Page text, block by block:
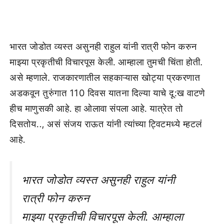
भारत जोडोत व्यस्त असुनही राहुल यांनी रात्री फोन करुन
माझ्या प्रकृतीची विचारपूस केली. आम्हाला तुमची चिंता होती.
असे म्हणाले. राजकारणातील सहकाऱ्यास खोट्या प्रकरणात
अडकवून तुरुंगात 110 दिवस यातना दिल्या याचे दू:ख वाटणे
हीच माणुसकी आहे. हा ओलावा संपला आहे. यात्रेत तो
दिसतोय.., असं संजय राऊत यांनी त्यांच्या ट्विटमध्ये म्हटलं
आहे.
भारत जोडोत व्यस्त असुनही राहुल यांनी
रात्री फोन करुन
माझ्या प्रकृतीची विचारपूस केली. आम्हाला